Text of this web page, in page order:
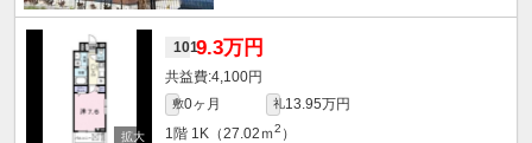
1019.3万円
4,100円
敷0ヶ月 礼13.95万円
1階 1K（27.02ｍ2 ）